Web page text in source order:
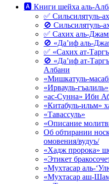
🅰 Книги шейха аль-
✅ Сильсилятуль-
🚫 Сильсилятуль-
✅ Сахих аль-
🚫 «Да’иф аль-
✅ «Сахих ат-
🚫 «Да’иф ат-
Албани
«Мишкатуль-
«Ирвауль-гъалиль»
«ас-Сунна» Ибн
«Китабуль-ильм»
«Тавассуль»
«Описание
Об обтирании
омовения/вудуъ/
«Хадж пророка»
«Этикет
«Мухтасар аль-
«Мухтасар аш-